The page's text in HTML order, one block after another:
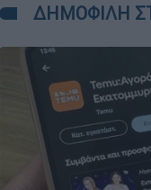
ΔΗΜΟΦΙΛΗ